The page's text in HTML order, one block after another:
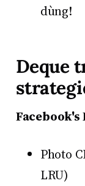
dùng!
Deque
Facebook's
Photo
LRU)